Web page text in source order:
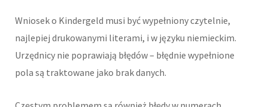
Wniosek o Kindergeld musi być wypełniony czytelnie,
najlepiej drukowanymi literami, i w języku niemieckim.
Urzędnicy nie poprawiają błędów – błędnie wypełnione
pola są traktowane jako brak danych.